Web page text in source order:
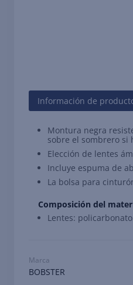
Información de
Montura negra
sobre el sombrero si
Elección de lentes
Incluye espuma de
La bolsa para
Composición del
Lentes:
Marca
BOBSTER